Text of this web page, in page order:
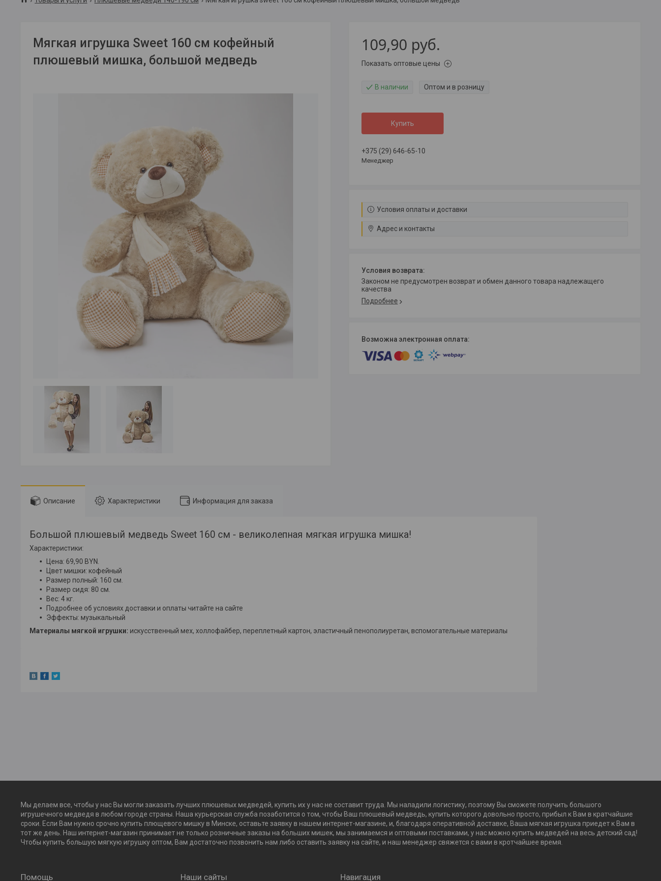
Мягкая игрушка Sweet 160 см кофейный
плюшевый мишка, большой медведь
109,90 руб.
Показать оптовые цены
В наличии Оптом и в розницу
Купить
+375 (29) 646-65-10
Менеджер
Условия оплаты и доставки
Адрес и контакты
Законом не предусмотрен возврат и обмен данного товара надлежащего
качества
Подробнее
Описание Характеристики Информация для заказа
Большой плюшевый медведь Sweet 160 см - великолепная мягкая игрушка мишка!
Характеристики:
Цена: 69,90 BYN.
Цвет мишки: кофейный
Размер полный: 160 см.
Размер сидя: 80 см.
Вес: 4 кг.
Подробнее об условиях доставки и оплаты читайте на сайте
Эффекты: музыкальный
Материалы мягкой игрушки: искусственный мех, холлофайбер, переплетный картон, эластичный пенополиуретан, вспомогательные материалы
Мы делаем все, чтобы у нас Вы могли заказать лучших плюшевых медведей, купить их у нас не составит труда. Мы наладили логистику, поэтому Вы сможете получить большого
игрушечного медведя в любом городе страны. Наша курьерская служба позаботится о том, чтобы Ваш плюшевый медведь, купить которого довольно просто, прибыл к Вам в кратчайшие
сроки. Если Вам нужно срочно купить плющевого мишку в Минске, оставьте заявку в нашем интернет-магазине, и, благодаря оперативной доставке, Ваша мягкая игрушка приедет к Вам в
тот же день. Наш интернет-магазин принимает не только розничные заказы на больших мишек, мы занимаемся и оптовыми поставками, у нас можно купить медведей на весь детский сад!
Чтобы купить большую мягкую игрушку оптом, Вам достаточно позвонить нам либо оставить заявку на сайте, и наш менеджер свяжется с вами в кротчайшее время.
Помощь Наши сайты Навигация